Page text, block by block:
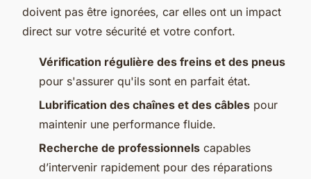
doivent pas être ignorées, car elles ont un impact
direct sur votre sécurité et votre confort.
Vérification régulière des freins et des pneus
pour s'assurer qu'ils sont en parfait état.
Lubrification des chaînes et des câbles pour
maintenir une performance fluide.
Recherche de professionnels capables
d’intervenir rapidement pour des réparations